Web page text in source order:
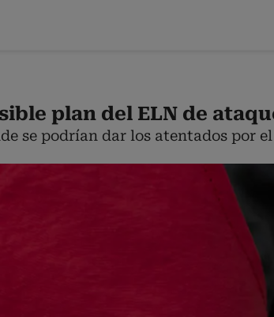
plan del ELN de
se podrían dar los atentados por